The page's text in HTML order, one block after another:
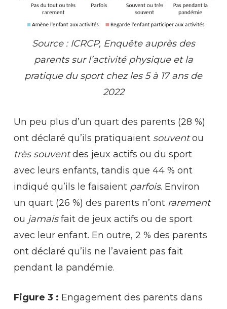
Source : ICRCP, Enquête auprès des
parents sur l’activité physique et la
pratique du sport chez les 5 à 17 ans de
2022
Un peu plus d’un quart des parents (28 %)
ont déclaré qu’ils pratiquaient souventou
très souventdes jeux actifs ou du sport
avec leurs enfants, tandis que 44 % ont
indiqué qu’ils le faisaient parfois. Environ
un quart (26 %) des parents n’ont rarement
ou jamaisfait de jeux actifs ou de sport
avec leur enfant. En outre, 2 % des parents
ont déclaré qu’ils ne l’avaient pas fait
pendant la pandémie.
Figure 3 : Engagement des parents dans